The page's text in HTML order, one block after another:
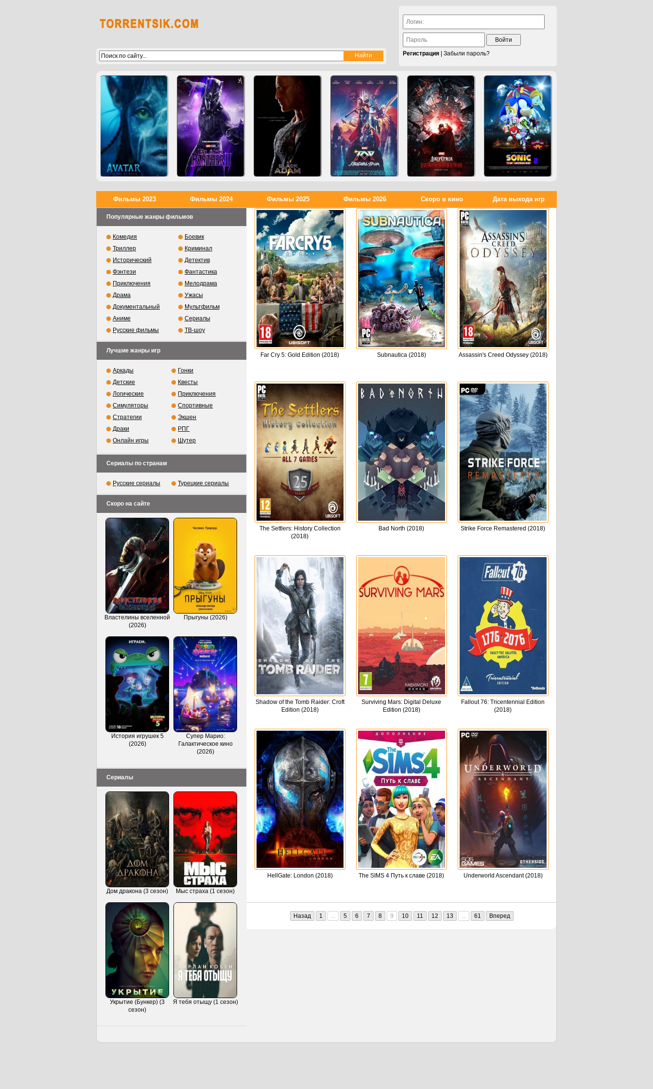
Войти
Регистрация
Забыли пароль?
Far Cry 5: Gold Edition (2018) Subnautica (2018) Assassin's Creed Odyssey (2018)
The Settlers: History Collection
(2018)
Bad North (2018) Strike Force Remastered (2018)
Shadow of the Tomb Raider: Croft
Edition (2018)
Surviving Mars: Digital Deluxe
Edition (2018)
Fallout 76: Tricentennial Edition
(2018)
HellGate: London (2018) The SIMS 4 Путь к славе (2018) Underworld Ascendant (2018)
Назад 1 ... 5 6 7 8 9 10 11 12 13 ... 61 Вперед
Фильмы 2023 Фильмы 2024 Фильмы 2025 Фильмы 2026 Скоро в кино Дата выхода игр
Популярные жанры фильмов
Комедия
Боевик
Триллер
Криминал
Исторический
Детектив
Фэнтези
Фантастика
Приключения
Мелодрама
Драма
Ужасы
Документальный
Мультфильм
Аниме
Сериалы
Русские фильмы
ТВ-шоу
Лучшие жанры игр
Аркады
Гонки
Детские
Квесты
Логические
Приключения
Симуляторы
Спортивные
Стратегии
Экшен
Драки
РПГ
Онлайн игры
Шутер
Сериалы по странам
Русские сериалы Турецкие сериалы
Скоро на сайте
Властелины вселенной
(2026)
Прыгуны (2026)
История игрушек 5
(2026)
Супер Марио:
Галактическое кино
(2026)
Сериалы
Дом дракона (3 сезон) Мыс страха (1 сезон)
Укрытие (Бункер) (3
сезон)
Я тебя отыщу (1 сезон)